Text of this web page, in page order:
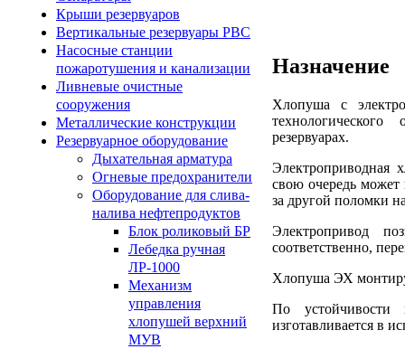
Крыши резервуаров
Вертикальные резервуары РВС
Насосные станции
пожаротушения и канализации
Ливневые очистные
сооружения
Металлические конструкции
Резервуарное оборудование
Дыхательная арматура
Огневые предохранители
Оборудование для слива-
налива нефтепродуктов
Блок роликовый БР
Лебедка ручная
ЛР-1000
Механизм
управления
хлопушей верхний
МУВ
Назначение
Хлопуша с
резервуарах.
Электроприводная
свою очередь может
за другой поломки
Электропривод
соответственно,
Хлопуша ЭХ
По устойчивости
изготавливается в